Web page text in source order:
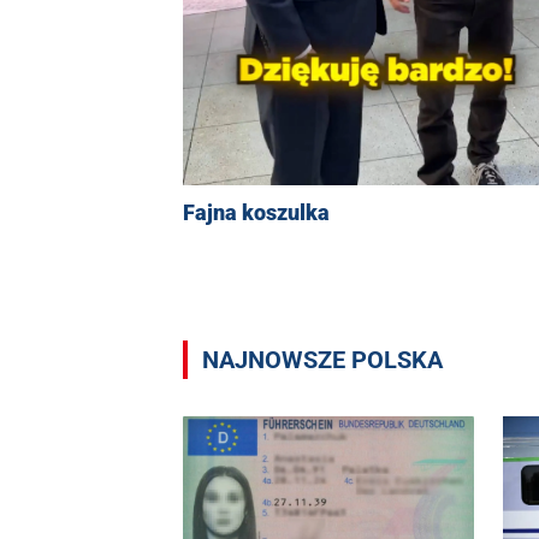
Fajna koszulka
NAJNOWSZE POLSKA